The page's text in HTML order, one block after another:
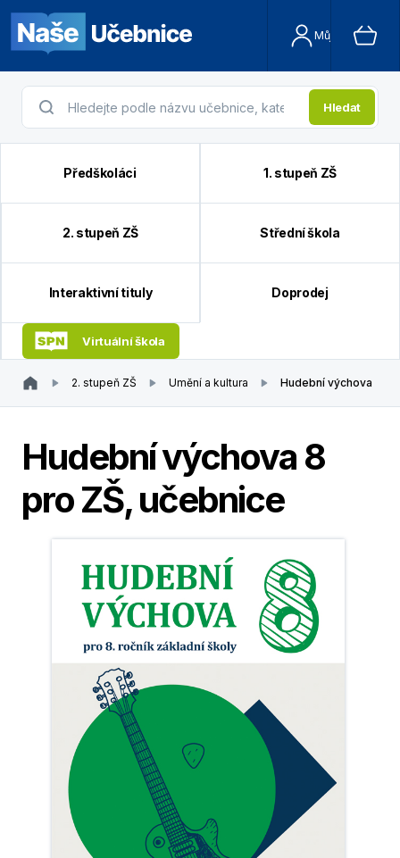
Můj účet
Hledat
Předškoláci 1. stupeň ZŠ
2. stupeň ZŠ Střední škola
Interaktivní tituly Doprodej
Virtuální škola
2. stupeň ZŠ Umění a kultura Hudební výchova
Hudební výchova 8
pro ZŠ, učebnice